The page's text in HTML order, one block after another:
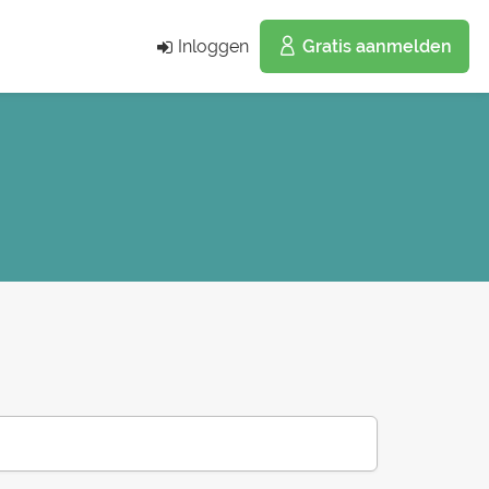
Inloggen Gratis aanmelden